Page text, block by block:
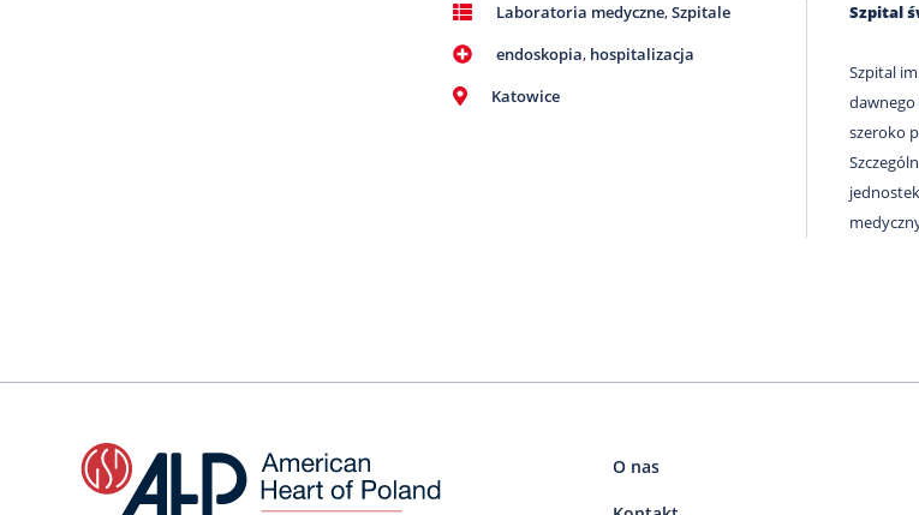
Laboratoria medyczne,Szpitale
endoskopia, hospitalizacja
Katowice
Szpital
Szpital
dawnego
szeroko
O nas